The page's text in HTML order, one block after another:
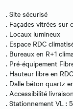
. Site sécurisé
. Façades vitrées sur
. Locaux lumineux
. Espace RDC
. Bureaux en R+1
. Pré-équipement
. Hauteur libre en
. Dalle béton quartz
. Accessibilité
. Stationnement VL :